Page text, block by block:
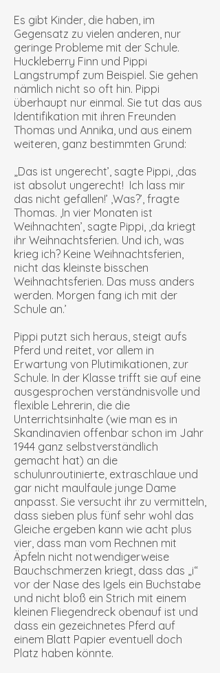
Es gibt Kinder, die haben, im
Gegensatz zu vielen anderen, nur
geringe Probleme mit der Schule.
Huckleberry Finn und Pippi
Langstrumpf zum Beispiel. Sie gehen
nämlich nicht so oft hin. Pippi
überhaupt nur einmal. Sie tut das aus
Identifikation mit ihren Freunden
Thomas und Annika, und aus einem
weiteren, ganz bestimmten Grund:
„Das ist ungerecht’, sagte Pippi, ‚das
ist absolut ungerecht! Ich lass mir
das nicht gefallen!’ ‚Was?’, fragte
Thomas. ‚In vier Monaten ist
Weihnachten’, sagte Pippi, ‚da kriegt
ihr Weihnachtsferien. Und ich, was
krieg ich? Keine Weihnachtsferien,
nicht das kleinste bisschen
Weihnachtsferien. Das muss anders
werden. Morgen fang ich mit der
Schule an.’
Pippi putzt sich heraus, steigt aufs
Pferd und reitet, vor allem in
Erwartung von Plutimikationen, zur
Schule. In der Klasse trifft sie auf eine
ausgesprochen verständnisvolle und
flexible Lehrerin, die die
Unterrichtsinhalte (wie man es in
Skandinavien offenbar schon im Jahr
1944 ganz selbstverständlich
gemacht hat) an die
schulunroutinierte, extraschlaue und
gar nicht maulfaule junge Dame
anpasst. Sie versucht ihr zu vermitteln,
dass sieben plus fünf sehr wohl das
Gleiche ergeben kann wie acht plus
vier, dass man vom Rechnen mit
Äpfeln nicht notwendigerweise
Bauchschmerzen kriegt, dass das „i“
vor der Nase des Igels ein Buchstabe
und nicht bloß ein Strich mit einem
kleinen Fliegendreck obenauf ist und
dass ein gezeichnetes Pferd auf
einem Blatt Papier eventuell doch
Platz haben könnte.